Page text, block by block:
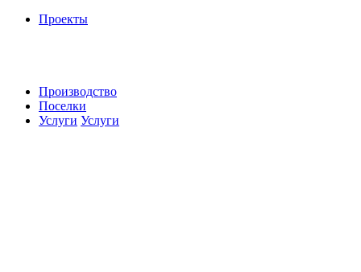
Проекты
Производство
Поселки
Услуги Услуги